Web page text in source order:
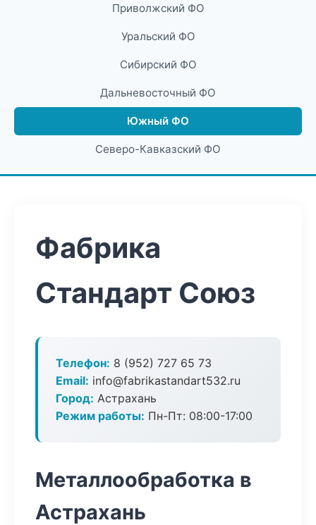
Приволжский ФО
Уральский ФО
Сибирский ФО
Дальневосточный ФО
Южный ФО
Северо-Кавказский ФО
Фабрика
Стандарт Союз
Телефон: 8 (952) 727 65 73
Email: info@fabrikastandart532.ru
Город: Астрахань
Режим работы: Пн-Пт: 08:00-17:00
Металлообработка в
Астрахань